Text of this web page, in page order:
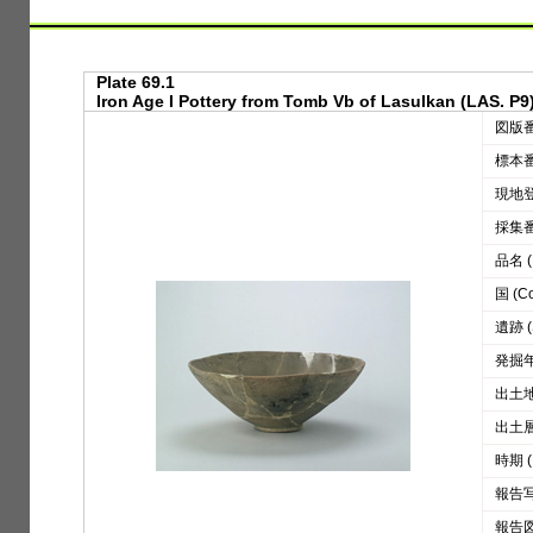
Plate 69.1
Iron Age I Pottery from Tomb Vb of Lasulkan (LAS.
図版
標本
現地
採集
品名
国
遺跡
発掘
出土
出土
時期
報告
報告